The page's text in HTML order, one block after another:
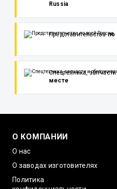
Russia
Представительствапо
Спецтехника,
месте
О КОМПАНИИ
О нас
О заводах изготовителях
Политика